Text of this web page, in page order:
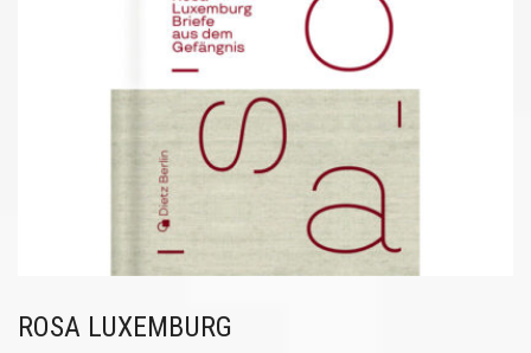
ROSA LUXEMBURG